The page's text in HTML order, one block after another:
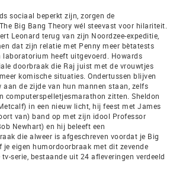
sociaal beperkt zijn, zorgen de
Big Bang Theory wél steevast voor hilariteit.
Leonard terug van zijn Noordzee-expeditie,
dat zijn relatie met Penny meer bètatests
heeft uitgevoerd. Howards
doorbraak die Raj juist met de vrouwtjes
komische situaties. Ondertussen blijven
aan de zijde van hun mannen staan, zelfs
computerspelletjesmarathon zitten. Sheldon
in een nieuw licht, hij feest met James
van) band op met zijn idool Professor
Newhart) en hij beleeft een
die alweer is afgeschreven voordat je Big
je eigen humordoorbraak met dit zevende
serie, bestaande uit 24 afleveringen verdeeld